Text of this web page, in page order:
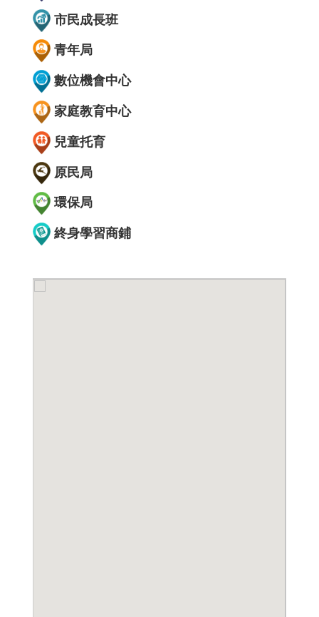
市民成長班
青年局
數位機會中心
家庭教育中心
兒童托育
原民局
環保局
終身學習商鋪